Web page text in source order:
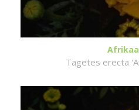
Tagetes erecta